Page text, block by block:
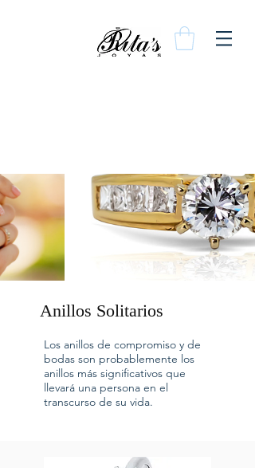
Anillos Solitarios
Los anillos de compromiso y de
bodas son probablemente los
anillos más significativos que
llevará una persona en el
transcurso de su vida.